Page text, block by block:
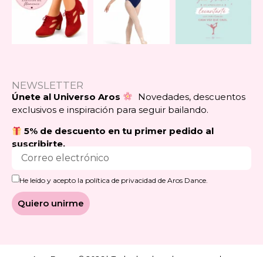
NEWSLETTER
Únete al Universo Aros
Novedades, descuentos
exclusivos e inspiración para seguir bailando.
5% de descuento en tu primer pedido al
suscribirte.
He leído y acepto la política de privacidad de Aros Dance.
Quiero unirme